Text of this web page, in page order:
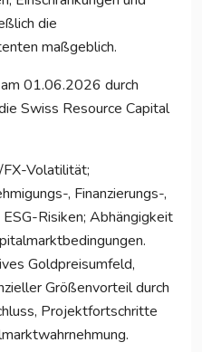
die
maßgeblich.
01.06.2026 durch
Swiss Resource Capital
Volatilität;
, Finanzierungs-,
Risiken; Abhängigkeit
Goldpreisumfeld,
Größenvorteil durch
Projektfortschritte